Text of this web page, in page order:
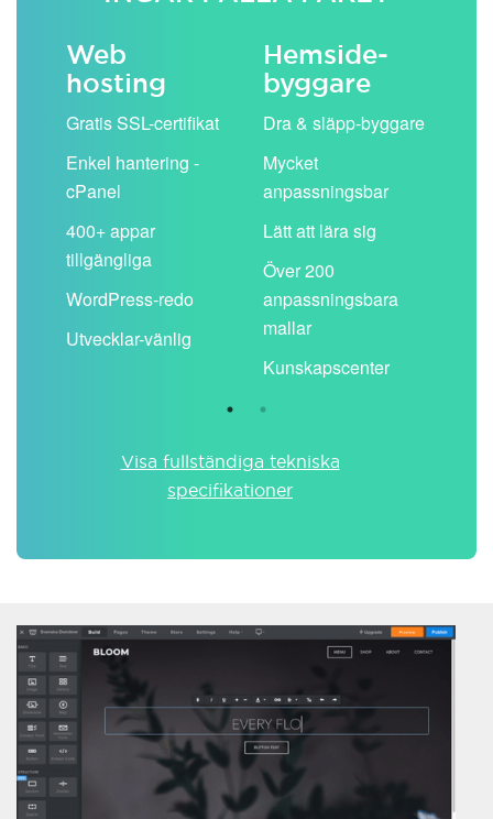
Web
hosting
Gratis SSL-certifikat
Enkel hantering -
cPanel
400+ appar
tillgängliga
WordPress-redo
Utvecklar-vänlig
Hemside­
byggare
Dra & släpp-byggare
Mycket
anpassningsbar
Lätt att lära sig
Över 200
anpassningsbara
mallar
Kunskapscenter
Visa fullständiga tekniska
specifikationer